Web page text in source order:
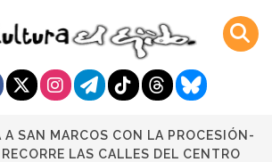
A SAN MARCOS CON LA PROCESIÓN-
LAS CALLES DEL CENTRO